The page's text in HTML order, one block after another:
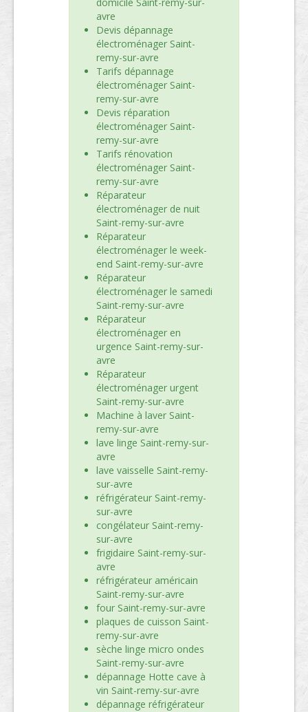
avre
Devis dépannage
électroménager Saint-
remy-sur-avre
Tarifs dépannage
électroménager Saint-
remy-sur-avre
Devis réparation
électroménager Saint-
remy-sur-avre
Tarifs rénovation
électroménager Saint-
remy-sur-avre
Réparateur
électroménager de nuit
Saint-remy-sur-avre
Réparateur
électroménager le week-
end Saint-remy-sur-avre
Réparateur
électroménager le samedi
Saint-remy-sur-avre
Réparateur
électroménager en
urgence Saint-remy-sur-
avre
Réparateur
électroménager urgent
Saint-remy-sur-avre
Machine à laver Saint-
remy-sur-avre
lave linge Saint-remy-sur-
avre
lave vaisselle Saint-remy-
sur-avre
réfrigérateur Saint-remy-
sur-avre
congélateur Saint-remy-
sur-avre
frigidaire Saint-remy-sur-
avre
réfrigérateur américain
Saint-remy-sur-avre
four Saint-remy-sur-avre
plaques de cuisson Saint-
remy-sur-avre
sèche linge micro ondes
Saint-remy-sur-avre
dépannage Hotte cave à
vin Saint-remy-sur-avre
dépannage réfrigérateur